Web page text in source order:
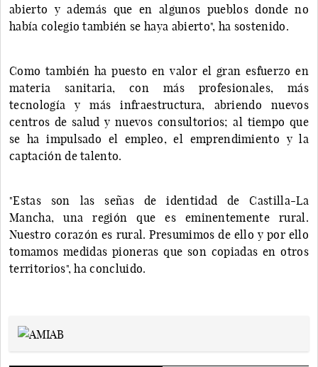
abierto y además que en algunos pueblos donde no
había colegio también se haya abierto", ha sostenido.
Como también ha puesto en valor el gran esfuerzo en
materia sanitaria, con más profesionales, más
tecnología y más infraestructura, abriendo nuevos
centros de salud y nuevos consultorios; al tiempo que
se ha impulsado el empleo, el emprendimiento y la
captación de talento.
"Estas son las señas de identidad de Castilla-La
Mancha, una región que es eminentemente rural.
Nuestro corazón es rural. Presumimos de ello y por ello
tomamos medidas pioneras que son copiadas en otros
territorios", ha concluido.